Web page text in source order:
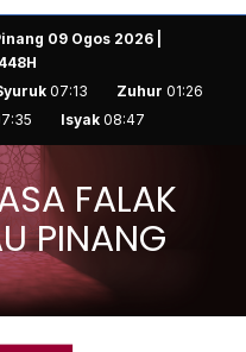
09 Ogos 2026 |
07:13 Zuhur 01:26
Isyak 08:47
FALAK
PINANG